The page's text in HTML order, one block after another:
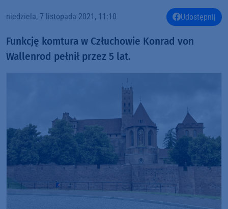
niedziela, 7 listopada 2021, 11:10 Udostępnij
Funkcję komtura w Człuchowie Konrad von
Wallenrod pełnił przez 5 lat.